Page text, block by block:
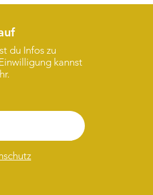
du Infos zu
kannst